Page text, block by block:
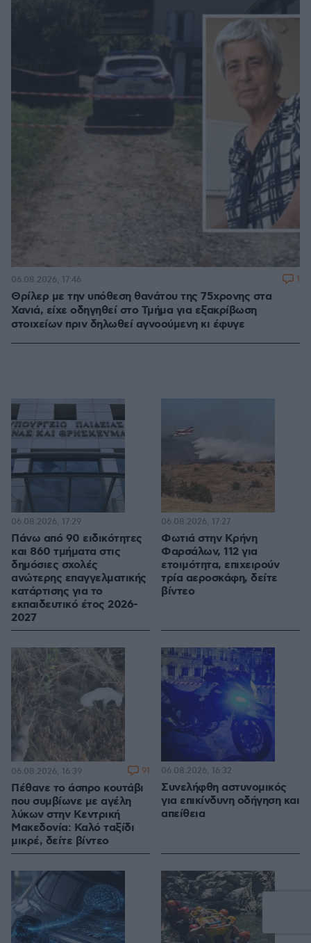
Θρίλερ με την υπόθεση θανάτου της 75χρονης στα
Χανιά, είχε οδηγηθεί στο Τμήμα για εξακρίβωση
στοιχείων πριν δηλωθεί αγνοούμενη κι έφυγε
06.08.2026, 17:46 1
Πάνω από 90 ειδικότητες
και 860 τμήματα στις
δημόσιες σχολές
ανώτερης επαγγελματικής
κατάρτισης για το
εκπαιδευτικό έτος 2026-
2027
06.08.2026, 17:29
Φωτιά στην Κρήνη
Φαρσάλων, 112 για
ετοιμότητα, επιχειρούν
τρία αεροσκάφη, δείτε
βίντεο
06.08.2026, 17:27
Πέθανε το άσπρο κουτάβι
που συμβίωνε με αγέλη
λύκων στην Κεντρική
Μακεδονία: Καλό ταξίδι
μικρέ, δείτε βίντεο
06.08.2026, 16:39 91
Συνελήφθη αστυνομικός
για επικίνδυνη οδήγηση και
απείθεια
06.08.2026, 16:32